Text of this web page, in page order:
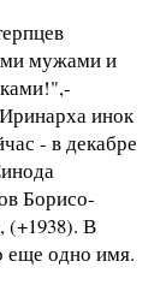
мужами и
инок
- в декабре
Борисо-
(+1938). В
еще одно имя.